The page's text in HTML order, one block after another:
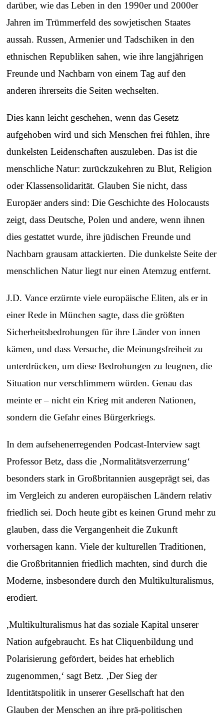
darüber, wie das Leben in den 1990er und 2000er
Jahren im Trümmerfeld des sowjetischen Staates
aussah. Russen, Armenier und Tadschiken in den
ethnischen Republiken sahen, wie ihre langjährigen
Freunde und Nachbarn von einem Tag auf den
anderen ihrerseits die Seiten wechselten.
Dies kann leicht geschehen, wenn das Gesetz
aufgehoben wird und sich Menschen frei fühlen, ihre
dunkelsten Leidenschaften auszuleben. Das ist die
menschliche Natur: zurückzukehren zu Blut, Religion
oder Klassensolidarität. Glauben Sie nicht, dass
Europäer anders sind: Die Geschichte des Holocausts
zeigt, dass Deutsche, Polen und andere, wenn ihnen
dies gestattet wurde, ihre jüdischen Freunde und
Nachbarn grausam attackierten. Die dunkelste Seite der
menschlichen Natur liegt nur einen Atemzug entfernt.
J.D. Vance erzürnte viele europäische Eliten, als er in
einer Rede in München sagte, dass die größten
Sicherheitsbedrohungen für ihre Länder von innen
kämen, und dass Versuche, die Meinungsfreiheit zu
unterdrücken, um diese Bedrohungen zu leugnen, die
Situation nur verschlimmern würden. Genau das
meinte er – nicht ein Krieg mit anderen Nationen,
sondern die Gefahr eines Bürgerkriegs.
In dem aufsehenerregenden Podcast-Interview sagt
Professor Betz, dass die ‚Normalitätsverzerrung‘
besonders stark in Großbritannien ausgeprägt sei, das
im Vergleich zu anderen europäischen Ländern relativ
friedlich sei. Doch heute gibt es keinen Grund mehr zu
glauben, dass die Vergangenheit die Zukunft
vorhersagen kann. Viele der kulturellen Traditionen,
die Großbritannien friedlich machten, sind durch die
Moderne, insbesondere durch den Multikulturalismus,
erodiert.
,Multikulturalismus hat das soziale Kapital unserer
Nation aufgebraucht. Es hat Cliquenbildung und
Polarisierung gefördert, beides hat erheblich
zugenommen,‘ sagt Betz. ‚Der Sieg der
Identitätspolitik in unserer Gesellschaft hat den
Glauben der Menschen an ihre prä-politischen